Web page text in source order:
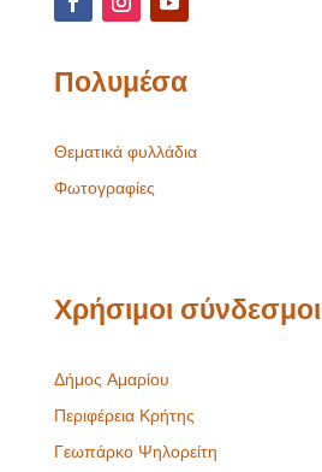
Πολυμέσα
Θεματικά φυλλάδια
Φωτογραφίες
Χρήσιμοι σύνδεσμοι
Δήμος Αμαρίου
Περιφέρεια Κρήτης
Γεωπάρκο Ψηλορείτη